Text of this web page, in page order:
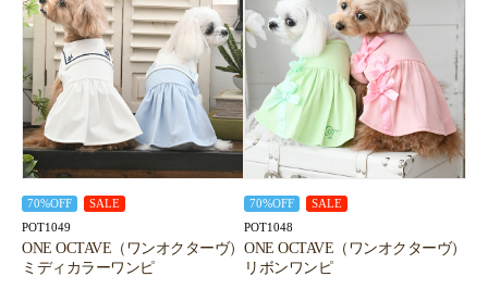
70%OFF SALE
POT1049
ONE OCTAVE（ワンオクターヴ）
ミディカラーワンピ
70%OFF SALE
POT1048
ONE OCTAVE（ワンオクターヴ）
リボンワンピ